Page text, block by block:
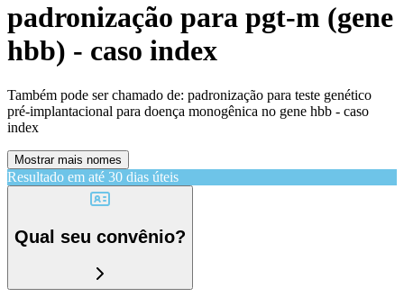
padronização para pgt-m (gene
hbb) - caso index
Também pode ser chamado de: padronização para teste genético
pré-implantacional para doença monogênica no gene hbb - caso
index
Mostrar mais nomes
Resultado em até 30 dias úteis
Qual seu convênio?